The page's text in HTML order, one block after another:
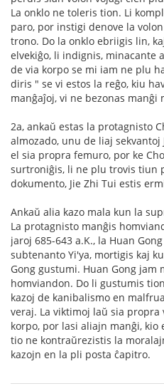
La onklo ne toleris tion. Li
paro, por instigi denove la
trono. Do la onklo ebriigis lin,
elvekiĝo, li indignis, minacante
de via korpo se mi iam ne plu
diris " se vi estos la reĝo, kiu
manĝaĵoj, vi ne bezonas manĝi
2a, ankaŭ estas la protagnisto
almozado, unu de liaj
el sia propra femuro, por ke
surtroniĝis, li ne plu trovis tiun
dokumento, Jie Zhi Tui estis
Ankaŭ alia kazo mala kun la
La protagnisto manĝis
jaroj 685-643 a.K., la Huan
subtenanto Yi'ya, mortigis kaj
Gong gustumi. Huan Gong jam
homviandon. Do li gustumis
kazoj de kanibalismo en
veraj. La viktimoj laŭ sia
korpo, por lasi aliajn manĝi, kio
tio ne kontraŭrezistis la
kazojn en la pli posta ĉapitro.